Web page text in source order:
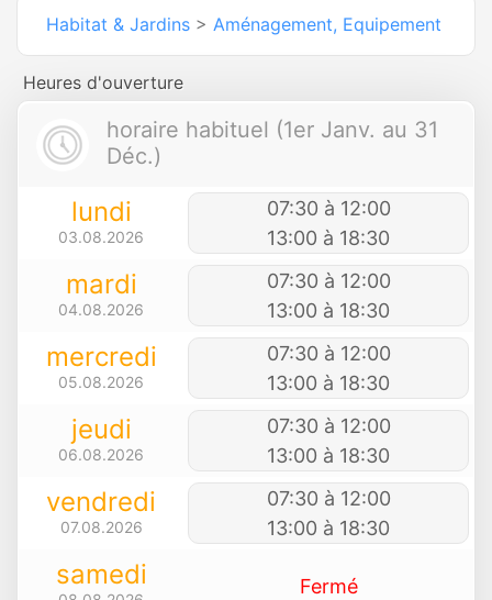
Habitat & Jardins > Aménagement, Equipement
Heures d'ouverture
horaire habituel (1er Janv. au 31
Déc.)
lundi
03.08.2026
07:30 à 12:00
13:00 à 18:30
mardi
04.08.2026
07:30 à 12:00
13:00 à 18:30
mercredi
05.08.2026
07:30 à 12:00
13:00 à 18:30
jeudi
06.08.2026
07:30 à 12:00
13:00 à 18:30
vendredi
07.08.2026
07:30 à 12:00
13:00 à 18:30
samedi Fermé